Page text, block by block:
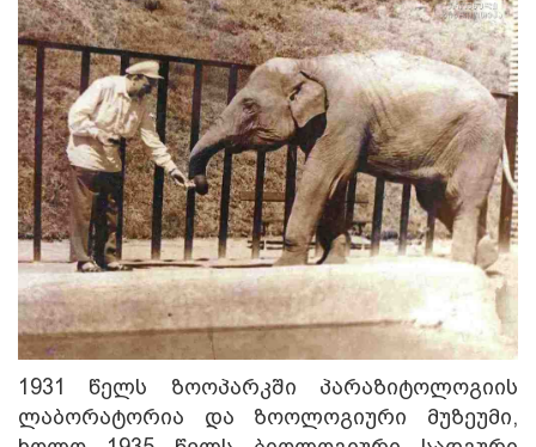
1931 წელს ზოოპარკში პარაზიტოლოგიის
ლაბორატორია და ზოოლოგიური მუზეუმი,